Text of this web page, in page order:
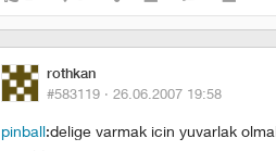
rothkan
#583119 · 26.06.2007 19:58
pinball:delige varmak icin yuvarlak